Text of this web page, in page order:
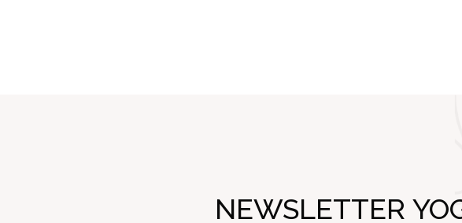
NEWSLETTER